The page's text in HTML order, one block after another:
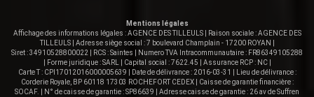
Mentions légales
Affichage des informations légales : AGENCE DES TILLEULS | Raison sociale : AGENCE DES
TILLEULS | Adresse siège social : 7 boulevard Champlain - 17200 ROYAN |
Siret : 34910528800022 | RCS : Saintes | Numero TVA Intracommunautaire : FR86349105288
| Forme juridique : SARL | Capital social : 7622.45 | Assurance RCP : NC |
Carte T : CPI17012016000005639 | Date de délivrance : 2016-03-31 | Lieu de délivrance :
Corderie Royale, BP 60118 17303 ROCHEFORT CEDEX | Caisse de garantie financière :
SOCAF. | N° de caisse de garantie : SP86639 | Adresse caisse de garantie : 26 av de Suffren